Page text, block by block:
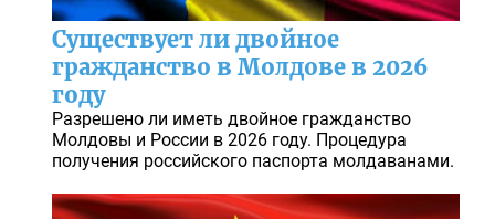
Существует ли двойное
гражданство в Молдове в 2026
году
Разрешено ли иметь двойное гражданство
Молдовы и России в 2026 году. Процедура
получения российского паспорта молдаванами.